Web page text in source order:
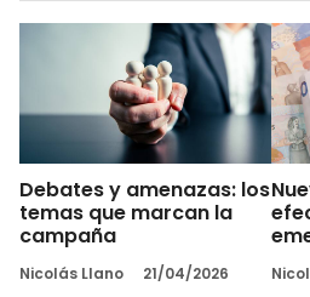
Debates y amenazas: los
temas que marcan la
campaña
Nicolás Llano 21/04/2026